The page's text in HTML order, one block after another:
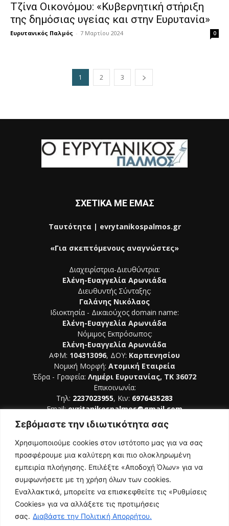
Σεβόμαστε την ιδιωτικότητα σας
Χρησιμοποιούμε cookies στον ιστότοπο μας για να σας
προσφέρουμε μια καλύτερη και πιο ολοκληρωμένη
εμπειρία πλοήγησης. Επιλέξτε «Αποδοχή Όλων» για να
συμφωνήσετε με τη χρήση όλων των cookies.
Εναλλακτικά, μπορείτε να επισκεφθείτε τις «Ρυθμίσεις
Cookies» για να αλλάξετε τις προτιμήσεις
σας. Διαβάστε την Πολιτική Απορρήτου.
Τζίνα Οικονόμου: «Κυβερνητική στήριξη
της δημόσιας υγείας και στην Ευρυτανία»
Ευρυτανικός Παλμός - 7 Μαρτίου 2024 0
1 2 3
ΣΧΕΤΙΚΑ ΜΕ ΕΜΑΣ
Ταυτότητα | evrytanikospalmos.gr
«Για σκεπτόμενους αναγνώστες»
Διαχειρίστρια-Διευθύντρια:
Ελένη-Ευαγγελία Αρωνιάδα
Διευθυντής Σύνταξης:
Γαλάνης Νικόλαος
Ιδιοκτησία - Δικαιούχος domain name:
Ελένη-Ευαγγελία Αρωνιάδα
Νόμιμος Εκπρόσωπος:
Ελένη-Ευαγγελία Αρωνιάδα
ΑΦΜ: 104313096, ΔΟΥ: Καρπενησίου
Νομική Μορφή: Ατομική Εταιρεία
Έδρα - Γραφεία: Λημέρι Ευρυτανίας, ΤΚ 36072
Επικοινωνία:
Τηλ: 2237023955, Κιν: 6976435283
Email:evritanikospalmos@gmail.com
ΑΚΟΛΟΥΘΗΣΕ ΜΑΣ